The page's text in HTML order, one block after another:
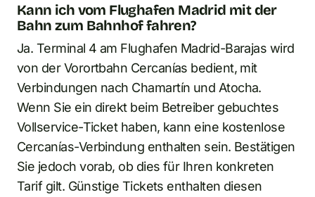
Kann ich vom Flughafen Madrid mit der
Bahn zum Bahnhof fahren?
Ja. Terminal 4 am Flughafen Madrid-Barajas wird
von der Vorortbahn Cercanías bedient, mit
Verbindungen nach Chamartín und Atocha.
Wenn Sie ein direkt beim Betreiber gebuchtes
Vollservice-Ticket haben, kann eine kostenlose
Cercanías-Verbindung enthalten sein. Bestätigen
Sie jedoch vorab, ob dies für Ihren konkreten
Tarif gilt. Günstige Tickets enthalten diesen